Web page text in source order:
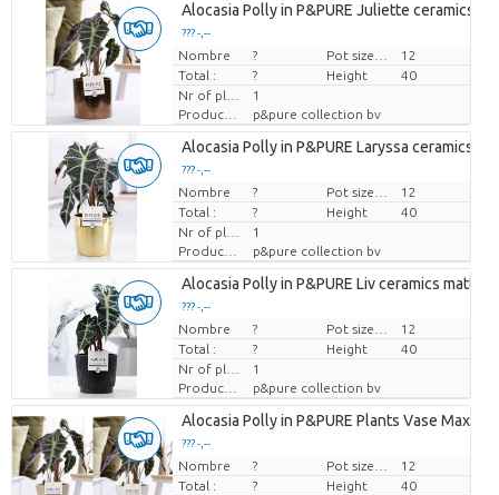
Alocasia Polly in P&PURE Juliette ceramics
??? -,--
Prix par pièce
Nombre ?
12
Total :
? Height
40
1
Producteur
p&pure collection bv
Alocasia Polly in P&PURE Laryssa ceramics
??? -,--
Prix par pièce
Nombre ?
12
Total :
? Height
40
1
Producteur
p&pure collection bv
Alocasia Polly in P&PURE Liv ceramics matt
??? -,--
Prix par pièce
Nombre ?
12
Total :
? Height
40
1
Producteur
p&pure collection bv
Alocasia Polly in P&PURE Plants Vase Maxima
??? -,--
Prix par pièce
Nombre ?
12
Total :
? Height
40